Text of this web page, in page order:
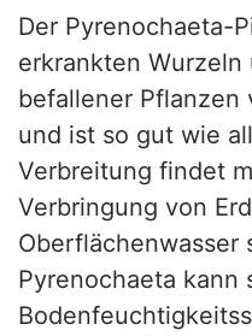
Der Pyrenochaeta-
erkrankten Wurzeln
befallener Pflanzen
und ist so gut wie
Verbreitung findet
Verbringung von
Oberflächenwasser
Pyrenochaeta kann